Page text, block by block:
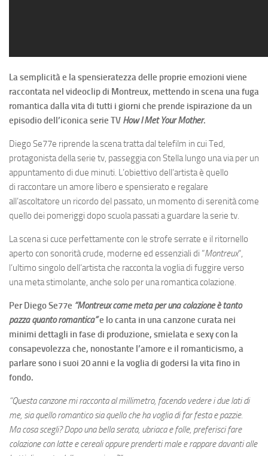
La semplicità e la spensieratezza delle proprie emozioni viene
raccontata nel videoclip di Montreux, mettendo in scena una fuga
romantica dalla vita di tutti i giorni che prende ispirazione da un
episodio dell’iconica serie TV How I Met Your Mother.
Diego Se77e riprende la scena tratta dal telefilm in cui Ted,
protagonista della serie tv, passeggia con Stella lungo una via per un
appuntamento di due minuti. L’obiettivo dell’artista è quello
di raccontare un amore libero e spensierato e regalare
all’ascoltatore un ricordo del passato, un momento di serenità come
quello dei pomeriggi dopo scuola passati a guardare la serie tv.
La scena si cuce perfettamente con le strofe serrate e il ritornello
aperto con sonorità crude, moderne ed essenziali di “Montreux“,
l’ultimo singolo dell’artista che racconta la voglia di fuggire verso
una meta stimolante, anche solo per una romantica colazione.
Per Diego Se77e “Montreux come meta per una colazione è tanto
pazza quanto romantica”e lo canta in una canzone curata nei
minimi dettagli in fase di produzione, smielata e sexy con la
consapevolezza che, nonostante l’amore e il romanticismo, a
parlare sono i suoi 20 anni e la voglia di godersi la vita fino in
fondo.
“Questa canzone mi racconta al millimetro, facendo vedere i due lati di
me, sia quello romantico sia quello che ha voglia di far festa e pazzie.
Ma cosa scegli? Dopo una bella serata, ubriaca e folle, preferisci fare
colazione con latte e cereali oppure prenderti male e rappare davanti alle